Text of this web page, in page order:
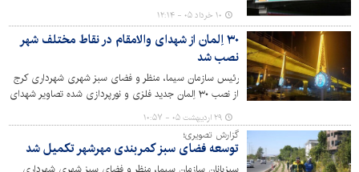
۱۰ خرداد ۰۵ - ۱۲:۱۴
۳۰ اِلمان از شهدای والامقام در نقاط مختلف شهر
نصب شد
رئیس سازمان سیما، منظر و فضای سبز شهری شهرداری کرج
از نصب ۳۰ اِلمان جدید فلزی و نورپردازی شده تصاویر شهدای
والامقام در دو جنگ اخیر ۱۲ روزه و رمضان خبر داد.
۲۹ اردیبهشت ۰۵ - ۱۰:۵۷
گزارش تصویری؛
توسعه فضای سبز کمربندی مهرشهر تکمیل شد